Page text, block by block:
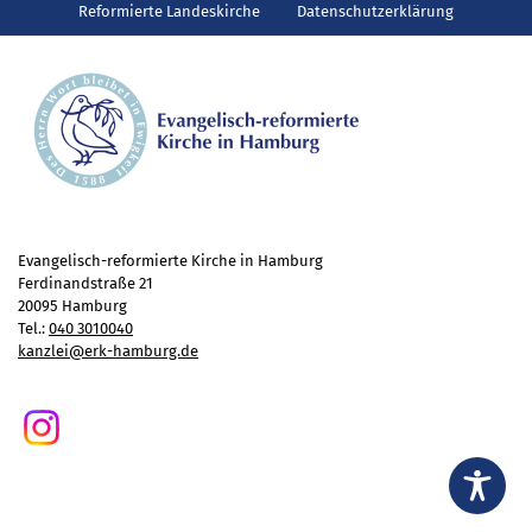
Gottesdienst
Reisen
Jugend
Familiengottesdienst
Konfirmandenunterricht
Kinder- und Jugendfreizeiten
Ehrenamtliche Mitarbeit
Diakonie
Stiftung Altenhof
Aktuelles
Reformierte Landeskirche Datenschutzerklärung
Evangelisch-reformierte Kirche in Hamburg
Ferdinandstraße 21
20095 Hamburg
Tel.: 040 3010040
kanzlei@erk-hamburg.de